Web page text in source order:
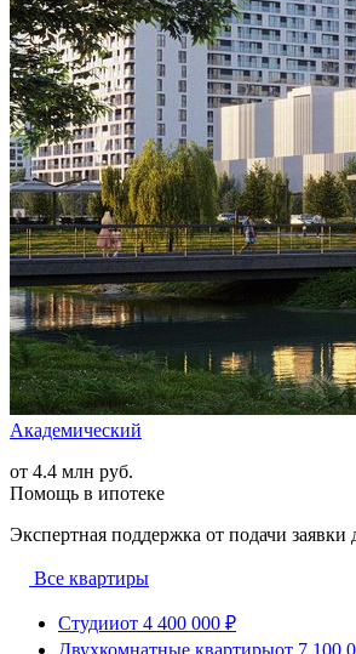
Академический
от 4.4 млн руб.
Помощь в ипотеке
Экспертная поддержка от подачи заявки
Все квартиры
Студииот 4 400 000 ₽
Двухкомнатные квартирыот 7 100